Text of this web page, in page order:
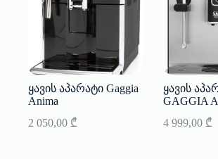
ყავის აპარატი Gaggia
Anima
2 050,00 ₾
ყავის
GAGGIA
4 999,00 ₾